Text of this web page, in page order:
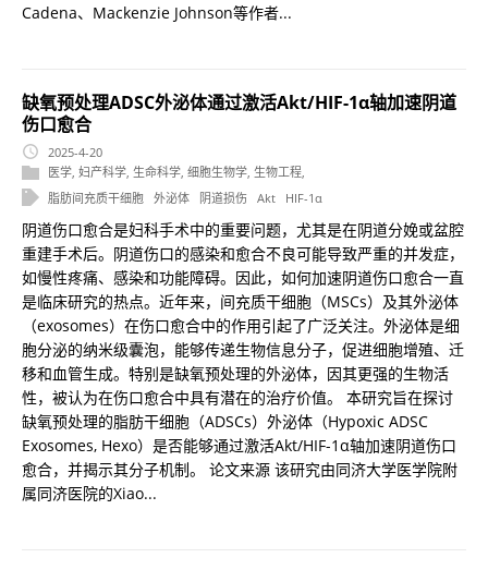
Cadena、Mackenzie Johnson等作者...
缺氧预处理ADSC外泌体通过激活Akt/HIF-1α轴加速阴道
伤口愈合
2025-4-20
医学, 妇产科学, 生命科学, 细胞生物学, 生物工程,
脂肪间充质干细胞
外泌体 阴道损伤 Akt HIF-1α
阴道伤口愈合是妇科手术中的重要问题，尤其是在阴道分娩或盆腔
重建手术后。阴道伤口的感染和愈合不良可能导致严重的并发症，
如慢性疼痛、感染和功能障碍。因此，如何加速阴道伤口愈合一直
是临床研究的热点。近年来，间充质干细胞（MSCs）及其外泌体
（exosomes）在伤口愈合中的作用引起了广泛关注。外泌体是细
胞分泌的纳米级囊泡，能够传递生物信息分子，促进细胞增殖、迁
移和血管生成。特别是缺氧预处理的外泌体，因其更强的生物活
性，被认为在伤口愈合中具有潜在的治疗价值。 本研究旨在探讨
缺氧预处理的脂肪干细胞（ADSCs）外泌体（Hypoxic ADSC
Exosomes, Hexo）是否能够通过激活Akt/HIF-1α轴加速阴道伤口
愈合，并揭示其分子机制。 论文来源 该研究由同济大学医学院附
属同济医院的Xiao...